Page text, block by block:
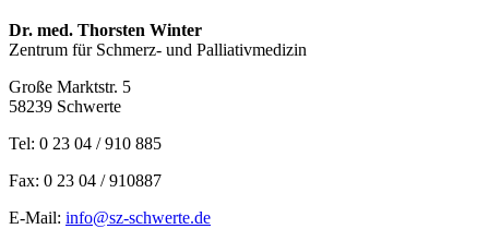
Dr. med. Thorsten Winter
Zentrum für Schmerz- und Palliativmedizin
Große Marktstr. 5
58239 Schwerte
Tel: 0 23 04 / 910 885
Fax: 0 23 04 / 910887
E-Mail: info@sz-schwerte.de